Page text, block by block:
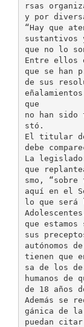
rsas
y por
“Hay que
sustantivos
que no lo
Entre ellos
que se han
de sus
que
no han sido
stó.
El titular de
debe
La
que
smo, “sobre
aquí en el
lo que será
que estamos
sus
autónomos
tienen que
sa de los
humanos de
de 18 años
Además se
gánica de la
puedan